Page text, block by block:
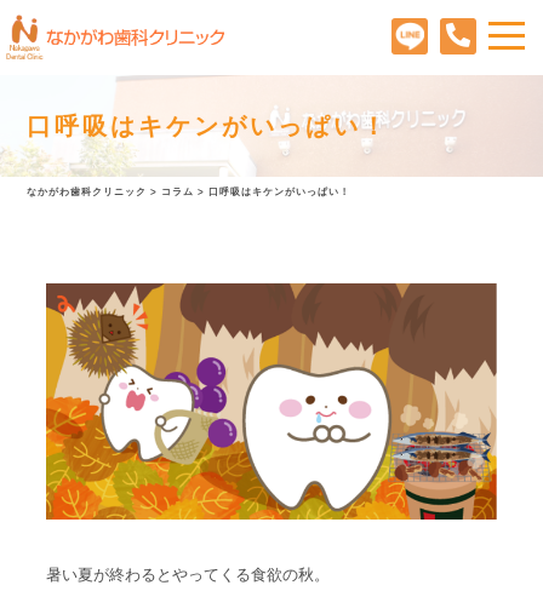
口呼吸はキケンがいっぱい！
なかがわ歯科クリニック > コラム > 口呼吸はキケンがいっぱい！
暑い夏が終わるとやってくる食欲の秋。